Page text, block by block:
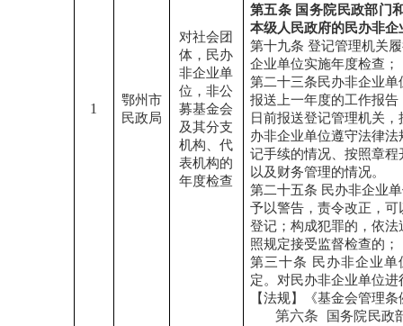
1
鄂州市
民政局
对社会团
体，民办
非企业单
位，非公
募基金会
及其分支
机构、代
表机构的
年度检查
第五条 国务院民政部门
本级人民政府的民办非
第十九条 登记管理机关
企业单位实施年度检查；
第二十三条民办非企业单
报送上一年度的工作报
日前报送登记管理机关
办非企业单位遵守法律
记手续的情况、按照章
以及财务管理的情况。
第二十五条 民办非企业
予以警告，责令改正，
登记；构成犯罪的，依
照规定接受监督检查的 ；
第三十条 民办非企业
定。对民办非企业单位
【法规】《基金会管理条
第六条
国务院民政